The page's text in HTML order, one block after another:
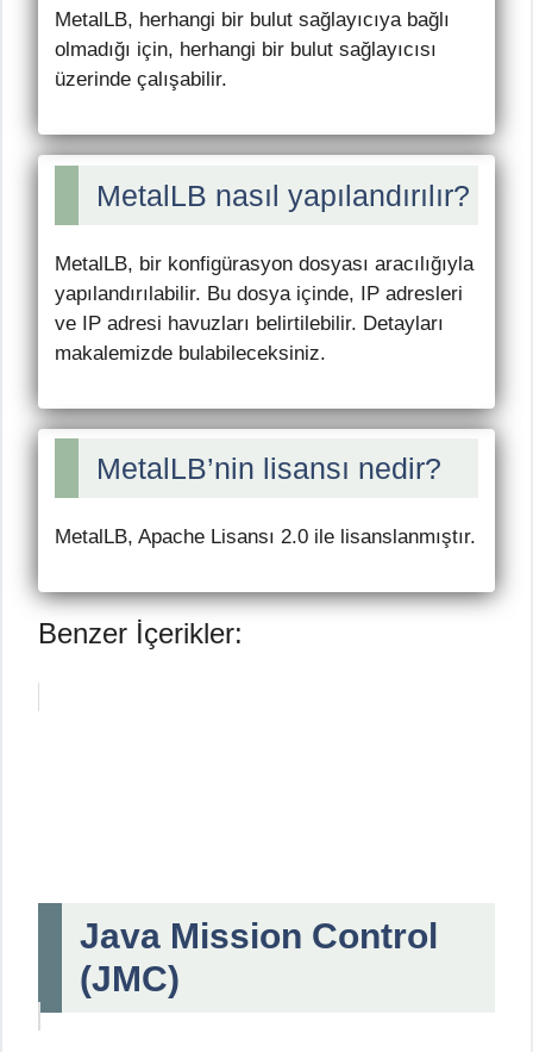
MetalLB, herhangi bir bulut sağlayıcıya bağlı
olmadığı için, herhangi bir bulut sağlayıcısı
üzerinde çalışabilir.
MetalLB nasıl yapılandırılır?
MetalLB, bir konfigürasyon dosyası aracılığıyla
yapılandırılabilir. Bu dosya içinde, IP adresleri
ve IP adresi havuzları belirtilebilir. Detayları
makalemizde bulabileceksiniz.
MetalLB’nin lisansı nedir?
MetalLB, Apache Lisansı 2.0 ile lisanslanmıştır.
Benzer İçerikler:
Java Mission Control
(JMC)